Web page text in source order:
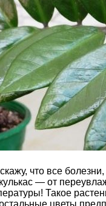
что все
— от
Такое
цветы